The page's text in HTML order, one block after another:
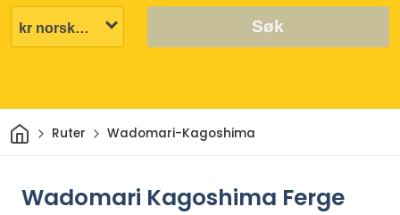
Søk
HjemRuter Wadomari-Kagoshima
Wadomari Kagoshima Ferge